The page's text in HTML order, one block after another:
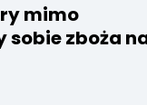
mimo
sobie zboża